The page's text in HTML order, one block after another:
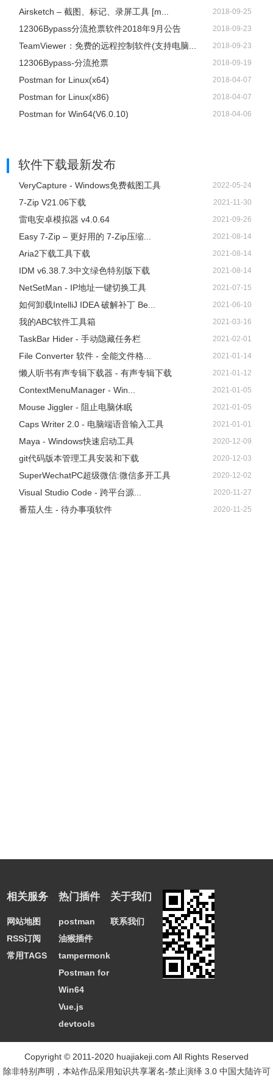
4.游戏录制模式
如果您是游戏爱好者，ApowerREC为您提供游戏录制模
式！只需单击主板上类似游戏的图标，然后单击“REC”即可
开始录制您的游戏。
5.停止录制
如果你想停止录制，你可以手动点击悬浮条的停止按钮，或
者设置自动停止时间。点击“REC”下方的时钟按钮，在弹出
的窗口中设置当视频文件达到一定的录制时长和文件大小时
就会自动停止录制，更改后开始录制即可。
作为一款多功能录屏软件，ApowerREC还具有截图功能。
如果您想要截图，只需进入主界面，点击左上角“工具”找
到“截图”选项，然后点击它就可以开始截图了。按住鼠标左
键并拖动选择一个截图区域，再释放鼠标，接着可以给截图
添加形状、箭头或者文字。并且还可以对图片进行高亮或者
马赛克处理。此外，还可以在线上传您的截图并通过该截图
Airsketch – 截图、标记、录屏工具 [m... 2018-09-25
12306Bypass分流抢票软件2018年9月公告 2018-09-23
TeamViewer：免费的远程控制软件(支持电脑... 2018-09-23
12306Bypass-分流抢票 2018-09-19
Postman for Linux(x64) 2018-04-07
Postman for Linux(x86) 2018-04-07
Postman for Win64(V6.0.10) 2018-04-06
软件下载最新发布
VeryCapture - Windows免费截图工具 2022-05-24
7-Zip V21.06下载 2021-11-30
雷电安卓模拟器 v4.0.64 2021-09-26
Easy 7-Zip – 更好用的 7-Zip压缩... 2021-08-14
Aria2下载工具下载 2021-08-14
IDM v6.38.7.3中文绿色特别版下载 2021-08-14
NetSetMan - IP地址一键切换工具 2021-07-15
如何卸载IntelliJ IDEA 破解补丁 Be... 2021-06-10
我的ABC软件工具箱 2021-03-16
TaskBar Hider - 手动隐藏任务栏 2021-02-01
File Converter 软件 - 全能文件格... 2021-01-14
懒人听书有声专辑下载器 - 有声专辑下载 2021-01-12
ContextMenuManager - Win... 2021-01-05
Mouse Jiggler - 阻止电脑休眠 2021-01-05
Caps Writer 2.0 - 电脑端语音输入工具 2021-01-01
Maya - Windows快速启动工具 2020-12-09
git代码版本管理工具安装和下载 2020-12-03
SuperWechatPC超级微信:微信多开工具 2020-12-02
Visual Studio Code - 跨平台源... 2020-11-27
番茄人生 - 待办事项软件 2020-11-25
相关服务
网站地图
RSS订阅
常用TAGS
热门插件
postman
油猴插件
tampermonkey
Postman for
Win64
Vue.js
devtools
关于我们
联系我们
Copyright © 2011-2020 huajiakeji.com All Rights Reserved
除非特别声明，本站作品采用知识共享署名-禁止演绎 3.0 中国大陆许可